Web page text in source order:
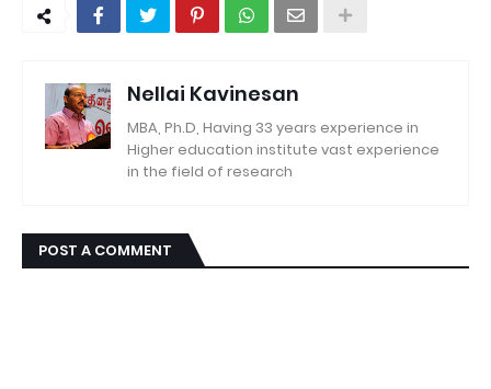
Nellai Kavinesan
MBA, Ph.D, Having 33 years experience in
Higher education institute vast experience
in the field of research
POST A COMMENT